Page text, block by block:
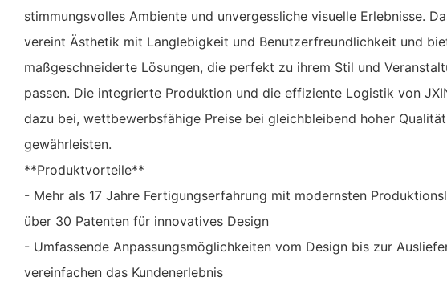
stimmungsvolles Ambiente und unvergessliche visuelle Erlebnisse.
vereint Ästhetik mit Langlebigkeit und Benutzerfreundlichkeit und
maßgeschneiderte Lösungen, die perfekt zu ihrem Stil und
passen. Die integrierte Produktion und die effiziente Logistik von
dazu bei, wettbewerbsfähige Preise bei gleichbleibend hoher
gewährleisten.
**Produktvorteile**
- Mehr als 17 Jahre Fertigungserfahrung mit modernsten
über 30 Patenten für innovatives Design
- Umfassende Anpassungsmöglichkeiten vom Design bis zur
vereinfachen das Kundenerlebnis